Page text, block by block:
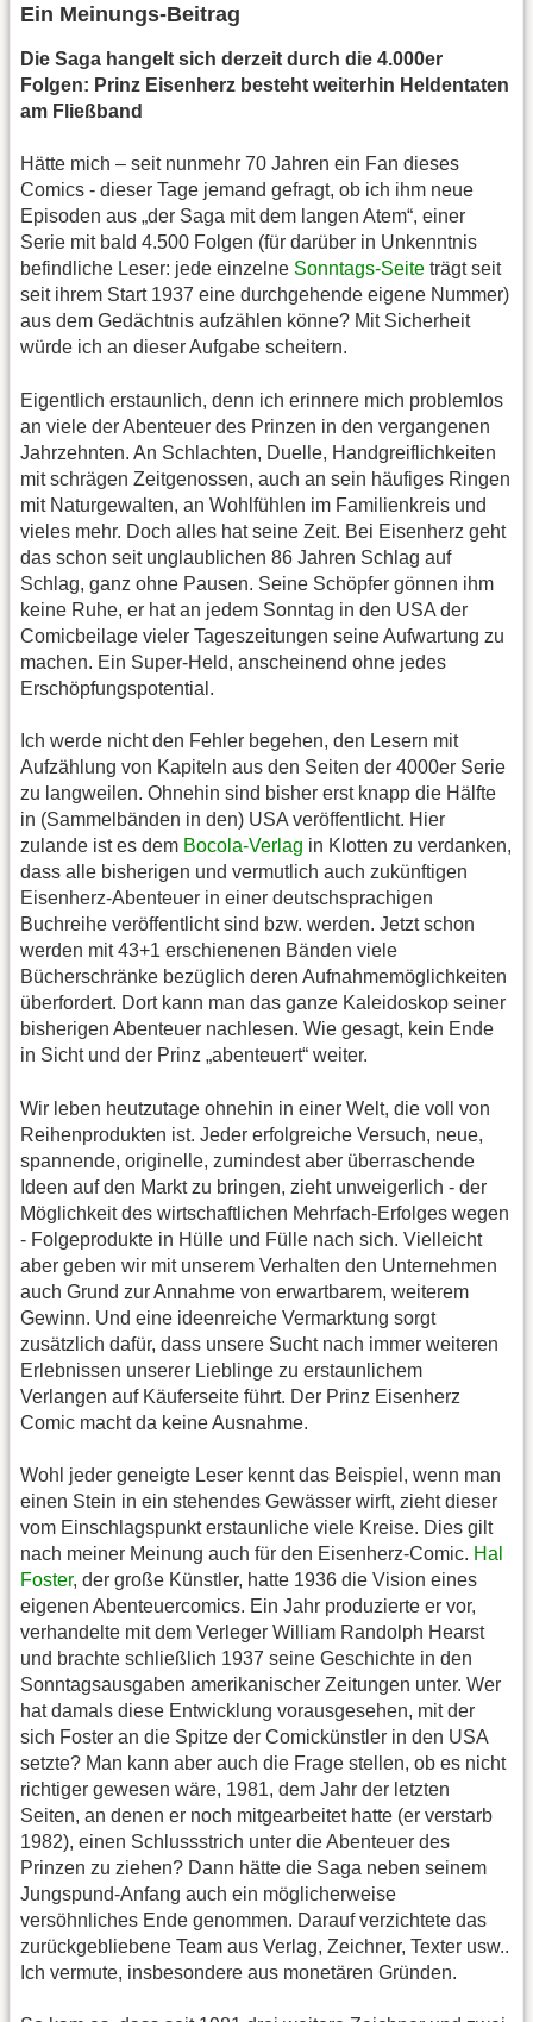
Ein Meinungs-Beitrag
Die Saga hangelt sich derzeit durch die 4.000er
Folgen: Prinz Eisenherz besteht weiterhin Heldentaten
am Fließband
Hätte mich – seit nunmehr 70 Jahren ein Fan dieses
Comics - dieser Tage jemand gefragt, ob ich ihm neue
Episoden aus „der Saga mit dem langen Atem“, einer
Serie mit bald 4.500 Folgen (für darüber in Unkenntnis
befindliche Leser: jede einzelne Sonntags-Seite trägt seit
seit ihrem Start 1937 eine durchgehende eigene Nummer)
aus dem Gedächtnis aufzählen könne? Mit Sicherheit
würde ich an dieser Aufgabe scheitern.
Eigentlich erstaunlich, denn ich erinnere mich problemlos
an viele der Abenteuer des Prinzen in den vergangenen
Jahrzehnten. An Schlachten, Duelle, Handgreiflichkeiten
mit schrägen Zeitgenossen, auch an sein häufiges Ringen
mit Naturgewalten, an Wohlfühlen im Familienkreis und
vieles mehr. Doch alles hat seine Zeit. Bei Eisenherz geht
das schon seit unglaublichen 86 Jahren Schlag auf
Schlag, ganz ohne Pausen. Seine Schöpfer gönnen ihm
keine Ruhe, er hat an jedem Sonntag in den USA der
Comicbeilage vieler Tageszeitungen seine Aufwartung zu
machen. Ein Super-Held, anscheinend ohne jedes
Erschöpfungspotential.
Ich werde nicht den Fehler begehen, den Lesern mit
Aufzählung von Kapiteln aus den Seiten der 4000er Serie
zu langweilen. Ohnehin sind bisher erst knapp die Hälfte
in (Sammelbänden in den) USA veröffentlicht. Hier
zulande ist es dem Bocola-Verlag in Klotten zu verdanken,
dass alle bisherigen und vermutlich auch zukünftigen
Eisenherz-Abenteuer in einer deutschsprachigen
Buchreihe veröffentlicht sind bzw. werden. Jetzt schon
werden mit 43+1 erschienenen Bänden viele
Bücherschränke bezüglich deren Aufnahmemöglichkeiten
überfordert. Dort kann man das ganze Kaleidoskop seiner
bisherigen Abenteuer nachlesen. Wie gesagt, kein Ende
in Sicht und der Prinz „abenteuert“ weiter.
Wir leben heutzutage ohnehin in einer Welt, die voll von
Reihenprodukten ist. Jeder erfolgreiche Versuch, neue,
spannende, originelle, zumindest aber überraschende
Ideen auf den Markt zu bringen, zieht unweigerlich - der
Möglichkeit des wirtschaftlichen Mehrfach-Erfolges wegen
- Folgeprodukte in Hülle und Fülle nach sich. Vielleicht
aber geben wir mit unserem Verhalten den Unternehmen
auch Grund zur Annahme von erwartbarem, weiterem
Gewinn. Und eine ideenreiche Vermarktung sorgt
zusätzlich dafür, dass unsere Sucht nach immer weiteren
Erlebnissen unserer Lieblinge zu erstaunlichem
Verlangen auf Käuferseite führt. Der Prinz Eisenherz
Comic macht da keine Ausnahme.
Wohl jeder geneigte Leser kennt das Beispiel, wenn man
einen Stein in ein stehendes Gewässer wirft, zieht dieser
vom Einschlagspunkt erstaunliche viele Kreise. Dies gilt
nach meiner Meinung auch für den Eisenherz-Comic. Hal
Foster, der große Künstler, hatte 1936 die Vision eines
eigenen Abenteuercomics. Ein Jahr produzierte er vor,
verhandelte mit dem Verleger William Randolph Hearst
und brachte schließlich 1937 seine Geschichte in den
Sonntagsausgaben amerikanischer Zeitungen unter. Wer
hat damals diese Entwicklung vorausgesehen, mit der
sich Foster an die Spitze der Comickünstler in den USA
setzte? Man kann aber auch die Frage stellen, ob es nicht
richtiger gewesen wäre, 1981, dem Jahr der letzten
Seiten, an denen er noch mitgearbeitet hatte (er verstarb
1982), einen Schlussstrich unter die Abenteuer des
Prinzen zu ziehen? Dann hätte die Saga neben seinem
Jungspund-Anfang auch ein möglicherweise
versöhnliches Ende genommen. Darauf verzichtete das
zurückgebliebene Team ​aus Verlag, Zeichner, Texter usw..
Ich vermute, insbesondere aus monetären Gründen.